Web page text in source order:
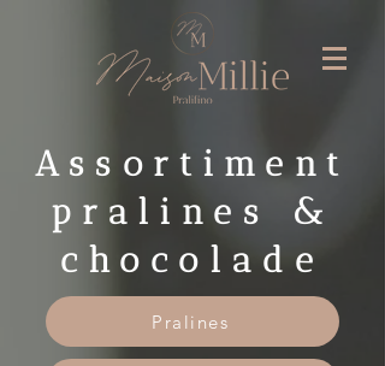
Assortiment
pralines &
chocolade
Pralines